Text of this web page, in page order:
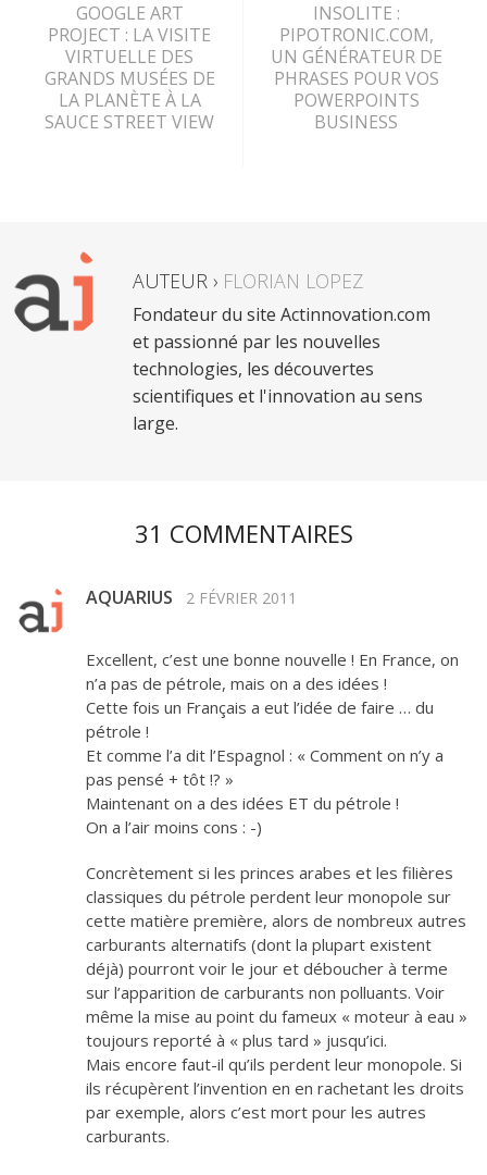
GOOGLE ART
PROJECT : LA VISITE
VIRTUELLE DES
GRANDS MUSÉES DE
LA PLANÈTE À LA
SAUCE STREET VIEW
INSOLITE :
PIPOTRONIC.COM,
UN GÉNÉRATEUR DE
PHRASES POUR VOS
POWERPOINTS
BUSINESS
AUTEUR › FLORIAN LOPEZ
Fondateur du site Actinnovation.com
et passionné par les nouvelles
technologies, les découvertes
scientifiques et l'innovation au sens
large.
31 COMMENTAIRES
AQUARIUS 2 FÉVRIER 2011
Excellent, c’est une bonne nouvelle ! En France, on
n’a pas de pétrole, mais on a des idées !
Cette fois un Français a eut l’idée de faire … du
pétrole !
Et comme l’a dit l’Espagnol : « Comment on n’y a
pas pensé + tôt !? »
Maintenant on a des idées ET du pétrole !
On a l’air moins cons : -)
Concrètement si les princes arabes et les filières
classiques du pétrole perdent leur monopole sur
cette matière première, alors de nombreux autres
carburants alternatifs (dont la plupart existent
déjà) pourront voir le jour et déboucher à terme
sur l’apparition de carburants non polluants. Voir
même la mise au point du fameux « moteur à eau »
toujours reporté à « plus tard » jusqu’ici.
Mais encore faut-il qu’ils perdent leur monopole. Si
ils récupèrent l’invention en en rachetant les droits
par exemple, alors c’est mort pour les autres
carburants.